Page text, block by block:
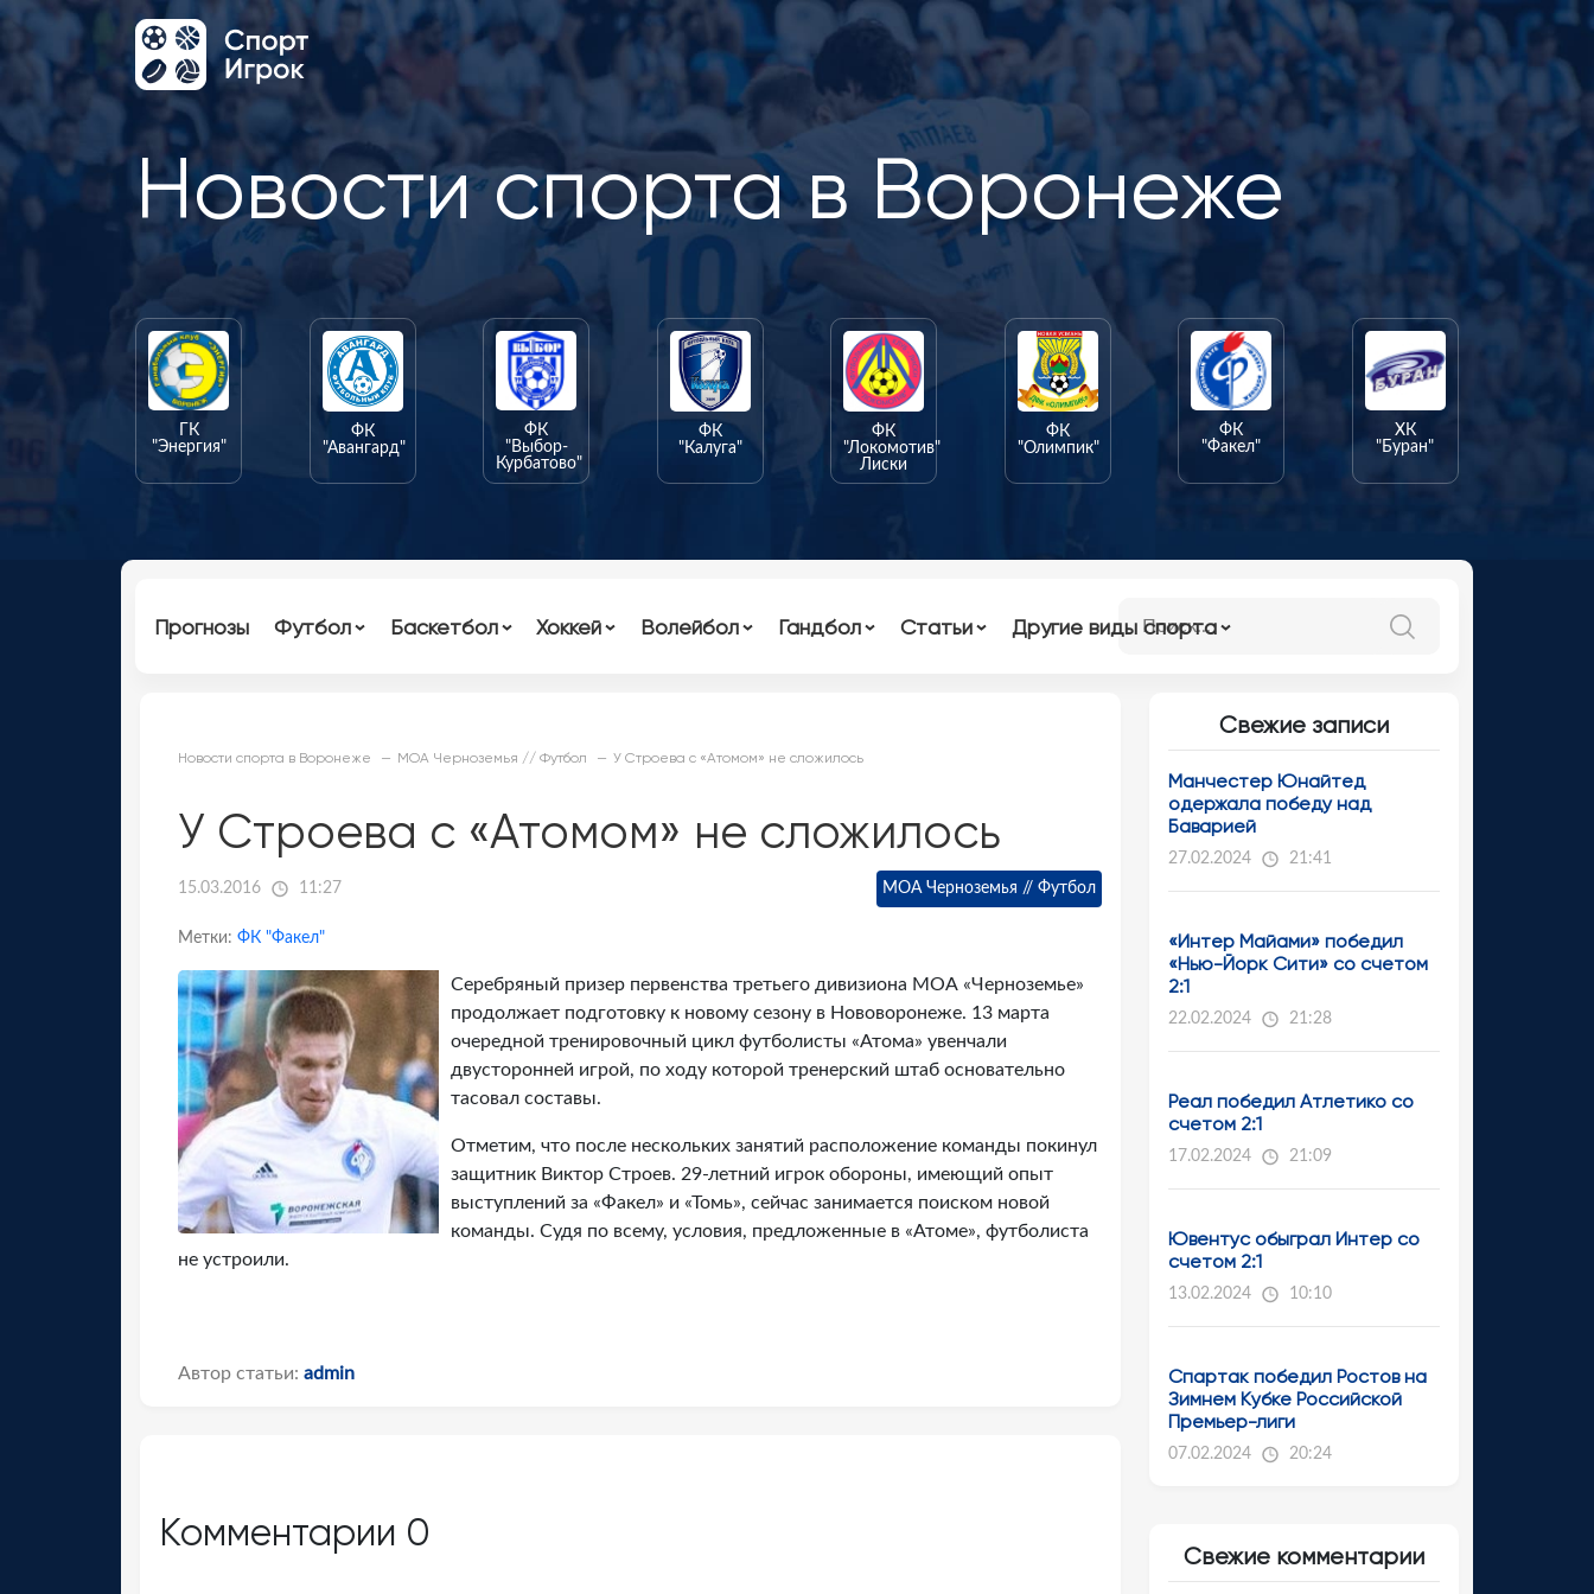
Новости спорта в Воронеже
ГК
"Энергия"
ФК
"Авангард"
ФК
"Выбор-
Курбатово"
ФК
"Калуга"
ФК
"Локомотив"
Лиски
ФК
"Олимпик"
ФК
"Факел"
ХК
"Буран"
Прогнозы Футбол Баскетбол Хоккей Волейбол Гандбол Статьи Другие виды спорта
Новости спорта в Воронеже МОА Черноземья // Футбол У Строева с «Атомом» не сложилось
У Строева с «Атомом» не сложилось
15.03.2016 11:27 МОА Черноземья // Футбол
Метки: ФК "Факел"
Серебряный призер первенства третьего дивизиона МОА «Черноземье»
продолжает подготовку к новому сезону в Нововоронеже. 13 марта
очередной тренировочный цикл футболисты «Атома» увенчали
двусторонней игрой, по ходу которой тренерский штаб основательно
тасовал составы.
Отметим, что после нескольких занятий расположение команды покинул
защитник Виктор Строев. 29-летний игрок обороны, имеющий опыт
выступлений за «Факел» и «Томь», сейчас занимается поиском новой
команды. Судя по всему, условия, предложенные в «Атоме», футболиста
не устроили.
Автор статьи: admin
Комментарии 0
Свежие записи
Манчестер Юнайтед
одержала победу над
Баварией
27.02.2024 21:41
«Интер Майами» победил
«Нью-Йорк Сити» со счетом
2:1
22.02.2024 21:28
Реал победил Атлетико со
счетом 2:1
17.02.2024 21:09
Ювентус обыграл Интер со
счетом 2:1
13.02.2024 10:10
Спартак победил Ростов на
Зимнем Кубке Российской
Премьер-лиги
07.02.2024 20:24
Свежие комментарии